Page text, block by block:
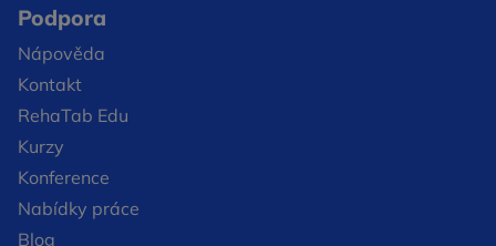
Podpora
Nápověda
Kontakt
RehaTab Edu
Kurzy
Konference
Nabídky práce
Blog